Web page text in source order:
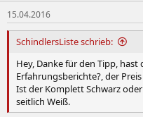
15.04.2016
SchindlersListe schrieb:
Hey, Danke für den Tipp, hast
Erfahrungsberichte?, der
Ist der Komplett Schwarz
seitlich Weiß.